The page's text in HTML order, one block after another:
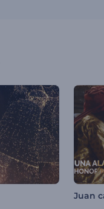
Juan